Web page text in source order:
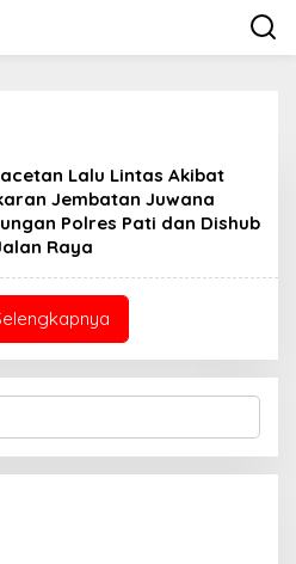
Lalu Lintas Akibat
Jembatan Juwana
Polres Pati dan Dishub
Raya